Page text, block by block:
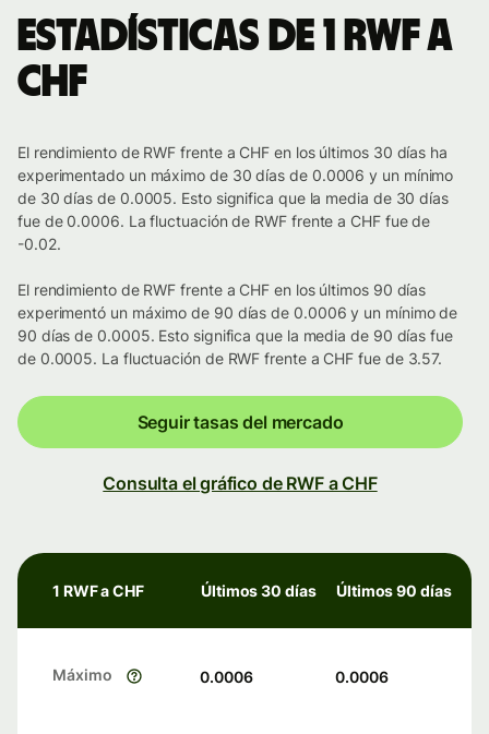
Estadísticas de 1 RWF a
CHF
El rendimiento de RWF frente a CHF en los últimos 30 días ha
experimentado un máximo de 30 días de 0.0006 y un mínimo
de 30 días de 0.0005. Esto significa que la media de 30 días
fue de 0.0006. La fluctuación de RWF frente a CHF fue de
-0.02.
El rendimiento de RWF frente a CHF en los últimos 90 días
experimentó un máximo de 90 días de 0.0006 y un mínimo de
90 días de 0.0005. Esto significa que la media de 90 días fue
de 0.0005. La fluctuación de RWF frente a CHF fue de 3.57.
Seguir tasas del mercado
Consulta el gráfico de RWF a CHF
1 RWF a CHF Últimos 30 días Últimos 90 días
Máximo 0.0006 0.0006